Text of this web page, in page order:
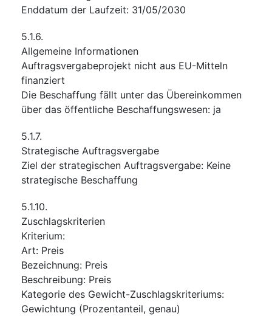
Enddatum der Laufzeit: 31/05/2030
5.1.6.
Allgemeine Informationen
Auftragsvergabeprojekt nicht aus EU-Mitteln
finanziert
Die Beschaffung fällt unter das Übereinkommen
über das öffentliche Beschaffungswesen: ja
5.1.7.
Strategische Auftragsvergabe
Ziel der strategischen Auftragsvergabe: Keine
strategische Beschaffung
5.1.10.
Zuschlagskriterien
Kriterium:
Art: Preis
Bezeichnung: Preis
Beschreibung: Preis
Kategorie des Gewicht-Zuschlagskriteriums:
Gewichtung (Prozentanteil, genau)